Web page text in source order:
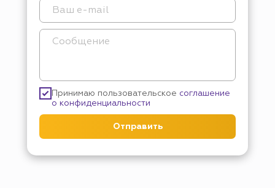
Принимаю пользовательское соглашение
о конфиденциальности
Отправить